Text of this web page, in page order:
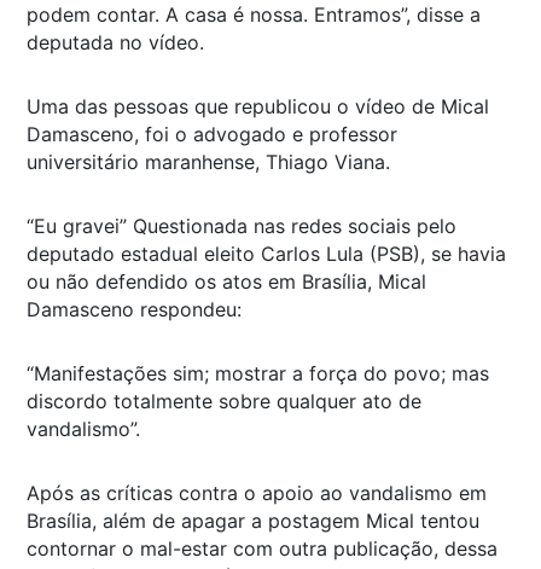
podem contar. A casa é nossa. Entramos”, disse a
deputada no vídeo.
Uma das pessoas que republicou o vídeo de Mical
Damasceno, foi o advogado e professor
universitário maranhense, Thiago Viana.
“Eu gravei” Questionada nas redes sociais pelo
deputado estadual eleito Carlos Lula (PSB), se havia
ou não defendido os atos em Brasília, Mical
Damasceno respondeu:
“Manifestações sim; mostrar a força do povo; mas
discordo totalmente sobre qualquer ato de
vandalismo”.
Após as críticas contra o apoio ao vandalismo em
Brasília, além de apagar a postagem Mical tentou
contornar o mal-estar com outra publicação, dessa